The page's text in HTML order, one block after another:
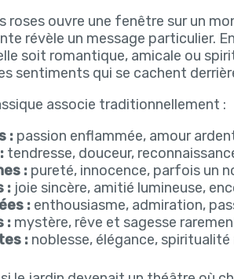
roses ouvre une fenêtre sur un
révèle un message particulier.
soit romantique, amicale ou
sentiments qui se cachent
associe traditionnellement :
: passion enflammée, amour
tendresse, douceur,
: pureté, innocence, parfois un
: joie sincère, amitié lumineuse,
: enthousiasme, admiration,
: mystère, rêve et sagesse
: noblesse, élégance, spiritualité